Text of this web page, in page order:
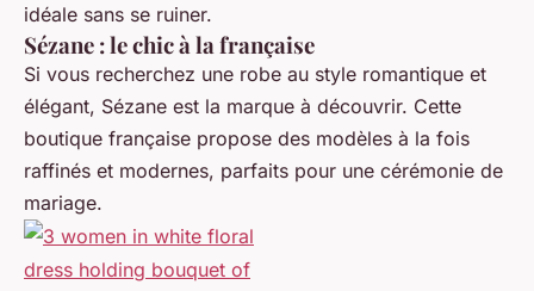
idéale sans se ruiner.
Sézane : le chic à la française
Si vous recherchez une robe au style romantique et
élégant, Sézane est la marque à découvrir. Cette
boutique française propose des modèles à la fois
raffinés et modernes, parfaits pour une cérémonie de
mariage.